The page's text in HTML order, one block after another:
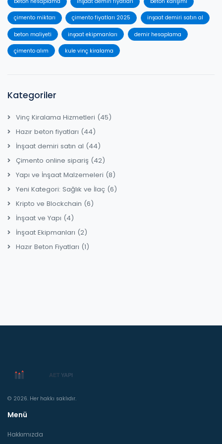
çimento miktarı çimento fiyatları 2025 inşaat demiri satın al
beton maliyeti inşaat ekipmanları demir hesaplama
çimento alım kule vinç kiralama
Kategoriler
Vinç Kiralama Hizmetleri (45)
Hazır beton fiyatları (44)
İnşaat demiri satın al (44)
Çimento online sipariş (42)
Yapı ve İnşaat Malzemeleri (8)
Yeni Kategori: Sağlık ve İlaç (6)
Kripto ve Blockchain (6)
İnşaat ve Yapı (4)
İnşaat Ekipmanları (2)
Hazır Beton Fiyatları (1)
© 2026. Her hakkı saklıdır.
Menü
Hakkımızda